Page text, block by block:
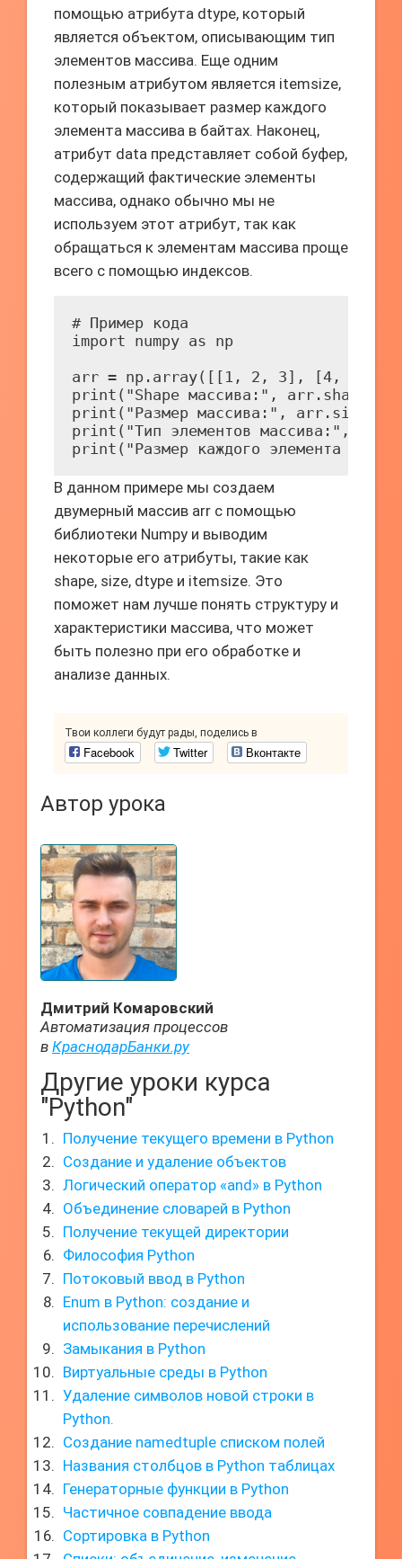
помощью атрибута dtype, который
является объектом, описывающим тип
элементов массива. Еще одним
полезным атрибутом является itemsize,
который показывает размер каждого
элемента массива в байтах. Наконец,
атрибут data представляет собой буфер,
содержащий фактические элементы
массива, однако обычно мы не
используем этот атрибут, так как
обращаться к элементам массива проще
всего с помощью индексов.
# Пример кода
import numpy as np
arr = np.array([[1, 2, 3], [4, 5,
print("Shape массива:", arr.shape)
print("Размер массива:", arr.size)
print("Тип элементов массива:",
print("Размер каждого элемента в
В данном примере мы создаем
двумерный массив arr с помощью
библиотеки Numpy и выводим
некоторые его атрибуты, такие как
shape, size, dtype и itemsize. Это
поможет нам лучше понять структуру и
характеристики массива, что может
быть полезно при его обработке и
анализе данных.
Твои коллеги будут рады, поделись в
Facebook Twitter Вконтакте
Автор урока
Дмитрий Комаровский
Автоматизация процессов
в КраснодарБанки.ру
Другие уроки курса
"Python"
Получение текущего времени в Python
Создание и удаление объектов
Логический оператор «and» в Python
Объединение словарей в Python
Получение текущей директории
Философия Python
Потоковый ввод в Python
Enum в Python: создание и
использование перечислений
Замыкания в Python
Виртуальные среды в Python
Удаление символов новой строки в
Python.
Создание namedtuple списком полей
Названия столбцов в Python таблицах
Генераторные функции в Python
Частичное совпадение ввода
Сортировка в Python